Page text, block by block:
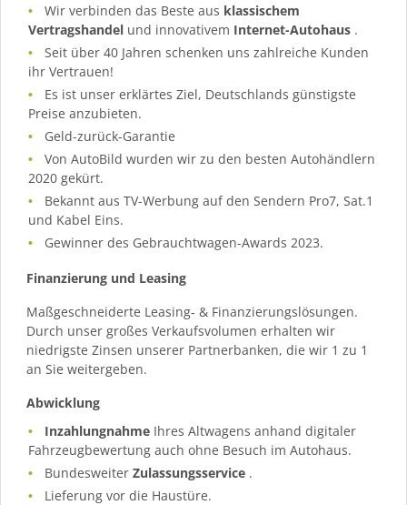
Wir verbinden das Beste aus klassischem
Vertragshandel und innovativem Internet-Autohaus .
Seit über 40 Jahren schenken uns zahlreiche Kunden
ihr Vertrauen!
Es ist unser erklärtes Ziel, Deutschlands günstigste
Preise anzubieten.
Geld-zurück-Garantie
Von AutoBild wurden wir zu den besten Autohändlern
2020 gekürt.
Bekannt aus TV-Werbung auf den Sendern Pro7, Sat.1
und Kabel Eins.
Gewinner des Gebrauchtwagen-Awards 2023.
Finanzierung und Leasing
Maßgeschneiderte Leasing- & Finanzierungslösungen.
Durch unser großes Verkaufsvolumen erhalten wir
niedrigste Zinsen unserer Partnerbanken, die wir 1 zu 1
an Sie weitergeben.
Abwicklung
Inzahlungnahme Ihres Altwagens anhand digitaler
Fahrzeugbewertung auch ohne Besuch im Autohaus.
BundesweiterZulassungsservice .
Lieferung vor die Haustüre.